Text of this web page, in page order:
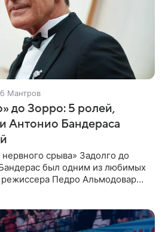
Мантров
до Зорро: 5 ролей,
Антонио Бандераса
срыва» Задолго до
был одним из любимых
режиссера Педро Альмодовара.